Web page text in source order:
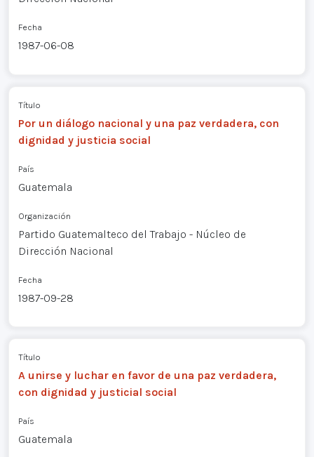
Fecha
1987-06-08
Título
Por un diálogo nacional y una paz verdadera, con
dignidad y justicia social
País
Guatemala
Organización
Partido Guatemalteco del Trabajo - Núcleo de
Dirección Nacional
Fecha
1987-09-28
Título
A unirse y luchar en favor de una paz verdadera,
con dignidad y justicial social
País
Guatemala